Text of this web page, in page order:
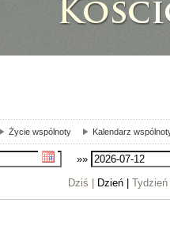
Życie wspólnoty Kalendarz
»»
Dziś |
Dzień | Tydzień